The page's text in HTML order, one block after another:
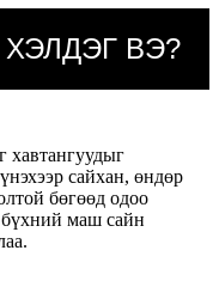
ВЭ?
хавтангуудыг
сайхан, өндөр
бөгөөд одоо
бүхний маш сайн